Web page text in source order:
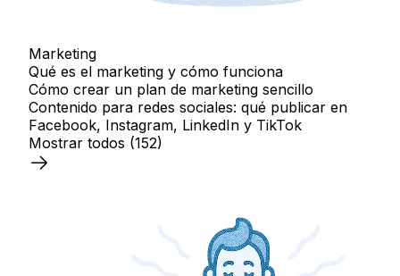
Marketing
Qué es el marketing y cómo funciona
Cómo crear un plan de marketing sencillo
Contenido para redes sociales: qué publicar en
Facebook, Instagram, LinkedIn y TikTok
Mostrar todos (152)